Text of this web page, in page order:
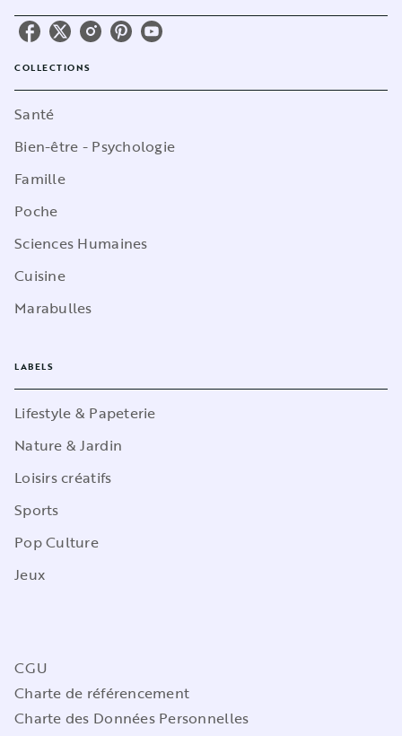
COLLECTIONS
Santé
Bien-être - Psychologie
Famille
Poche
Sciences Humaines
Cuisine
Marabulles
LABELS
Lifestyle & Papeterie
Nature & Jardin
Loisirs créatifs
Sports
Pop Culture
Jeux
CGU
Charte de référencement
Charte des Données Personnelles